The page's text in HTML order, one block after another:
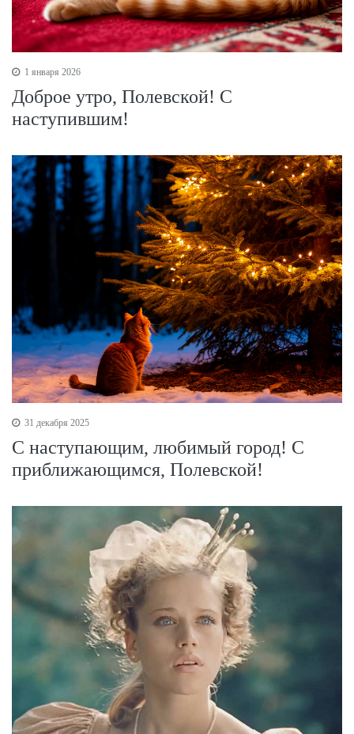
1 января 2026
Доброе утро, Полевской! С
наступившим!
31 декабря 2025
С наступающим, любимый город! С
приближающимся, Полевской!